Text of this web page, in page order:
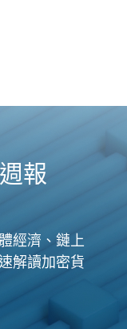
報
經濟、鏈上
解讀加密貨